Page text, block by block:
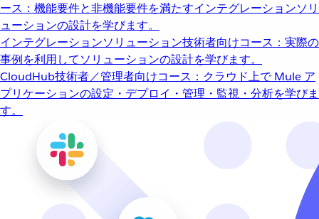
ース：機能要件と非機能要件を満たすインテグレーションソリ
ューションの設計を学びます。
インテグレーションソリューション技術者向けコース：実際の
事例を利用してソリューションの設計を学びます。
CloudHub技術者／管理者向けコース：クラウド上で Mule ア
プリケーションの設定・デプロイ・管理・監視・分析を学びま
す。